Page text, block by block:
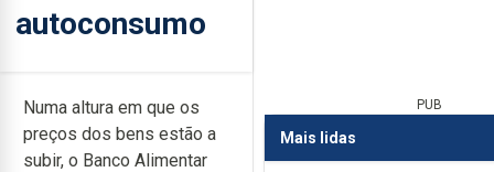
autoconsumo
Numa altura em que os
preços dos bens estão a
subir, o Banco Alimentar
PUB
Mais lidas